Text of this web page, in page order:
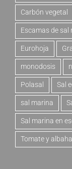
Carbón vegetal
Escamas de sal
Eurohoja
monodosis
Polasal Sal
sal marina
Sal marina en
Tomate y